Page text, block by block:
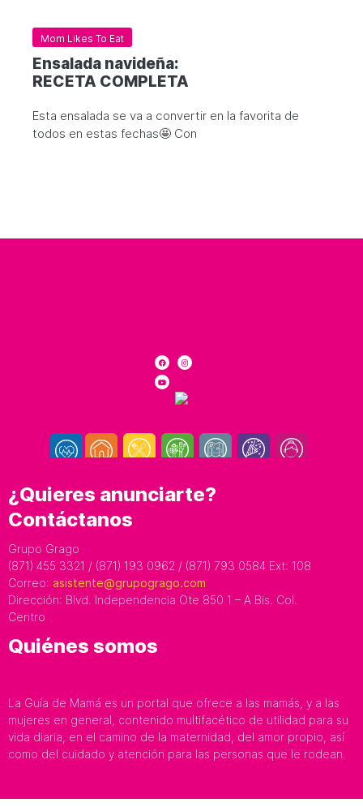
Mom Likes To Eat
Ensalada navideña:
RECETA COMPLETA
Esta ensalada se va a convertir en la favorita de
todos en estas fechas🤩 Con
¿Quieres anunciarte?
Contáctanos
Grupo Grago
(871) 455 3321 / (871) 193 0962 / (871) 793 0584 Ext: 108
Correo: asistente@grupogrago.com
Dirección: Blvd. Independencia Ote 850 1 – A Bis. Col.
Centro
Quiénes somos
La Guía de Mamá es un portal que ofrece a las mamás, y a las
mujeres en general, contenido multifacético de utilidad para su
vida diaria, en el camino de la maternidad, del amor propio, así
como del cuidado y atención para las personas que le rodean.